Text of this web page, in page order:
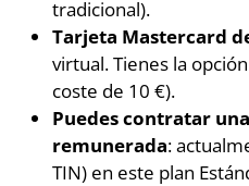
tradicional).
Tarjeta Mastercard
virtual. Tienes la
coste de 10 €).
Puedes contratar
remunerada:
TIN) en este plan